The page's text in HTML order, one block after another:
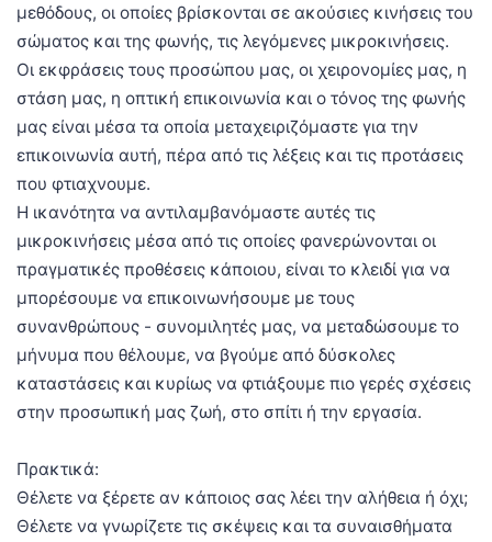
μεθόδους, οι οποίες βρίσκονται σε ακούσιες κινήσεις του
σώματος και της φωνής, τις λεγόμενες μικροκινήσεις.
Οι εκφράσεις τους προσώπου μας, οι χειρονομίες μας, η
στάση μας, η οπτική επικοινωνία και ο τόνος της φωνής
μας είναι μέσα τα οποία μεταχειριζόμαστε για την
επικοινωνία αυτή, πέρα από τις λέξεις και τις προτάσεις
που φτιαχνουμε.
Η ικανότητα να αντιλαμβανόμαστε αυτές τις
μικροκινήσεις μέσα από τις οποίες φανερώνονται οι
πραγματικές προθέσεις κάποιου, είναι το κλειδί για να
μπορέσουμε να επικοινωνήσουμε με τους
συνανθρώπους - συνομιλητές μας, να μεταδώσουμε το
μήνυμα που θέλουμε, να βγούμε από δύσκολες
καταστάσεις και κυρίως να φτιάξουμε πιο γερές σχέσεις
στην προσωπική μας ζωή, στο σπίτι ή την εργασία.
Πρακτικά:
Θέλετε να ξέρετε αν κάποιος σας λέει την αλήθεια ή όχι;
Θέλετε να γνωρίζετε τις σκέψεις και τα συναισθήματα